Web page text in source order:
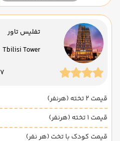
تفلیس تاور
Tbilisi Tower
7 شب
قیمت 2 تخته (هرنفر)
قیمت 1 تخته (هرنفر)
قیمت کودک با تخت (هر نفر)